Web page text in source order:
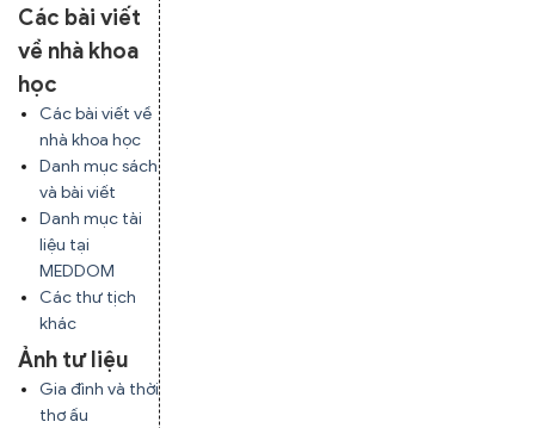
Các bài viết
về nhà khoa
học
Các bài viết về
nhà khoa học
Danh mục sách
và bài viết
Danh mục tài
liệu tại
MEDDOM
Các thư tịch
khác
Ảnh tư liệu
Gia đình và thời
thơ ấu